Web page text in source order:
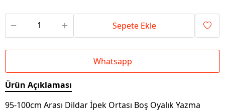
Sepete Ekle
Whatsapp
Ürün Açıklaması
95-100cm Arası Dildar İpek Ortası Boş Oyalık Yazma